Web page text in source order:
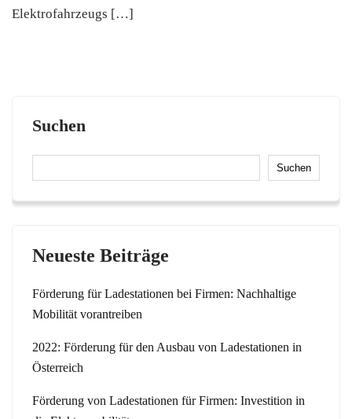
Elektrofahrzeugs […]
Suchen
Suchen
Neueste Beiträge
Förderung für Ladestationen bei Firmen: Nachhaltige
Mobilität vorantreiben
2022: Förderung für den Ausbau von Ladestationen in
Österreich
Förderung von Ladestationen für Firmen: Investition in